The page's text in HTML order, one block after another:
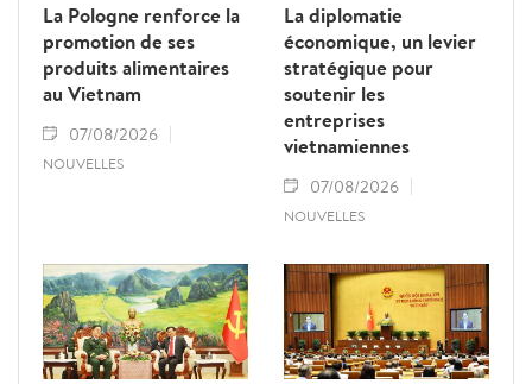
La Pologne renforce la
promotion de ses
produits alimentaires
au Vietnam
07/08/2026
NOUVELLES
La diplomatie
économique, un levier
stratégique pour
soutenir les
entreprises
vietnamiennes
07/08/2026
NOUVELLES